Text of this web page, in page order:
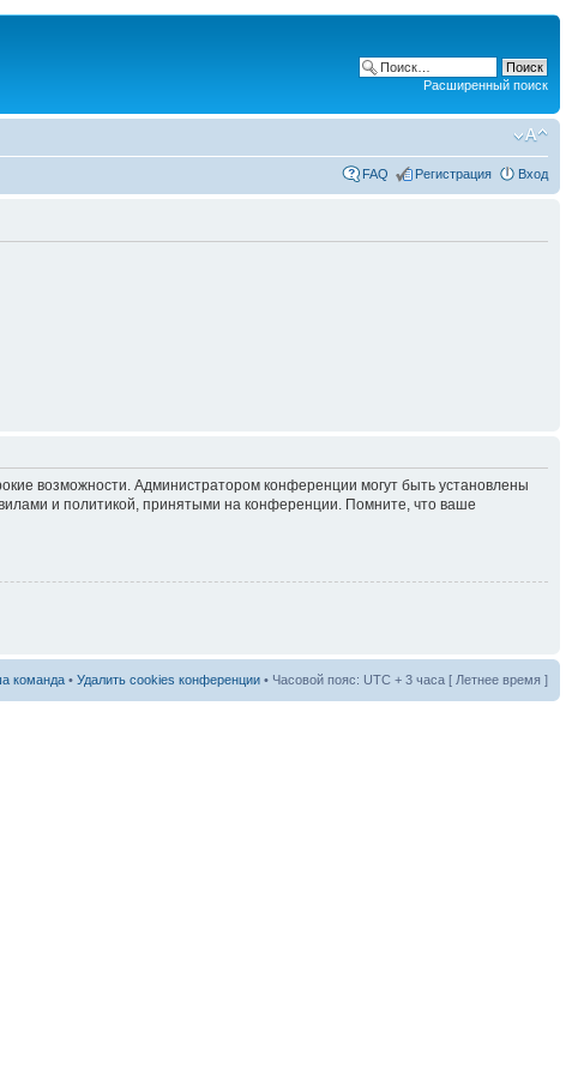
Расширенный поиск
FAQ Регистрация Вход
возможности. Администратором конференции могут быть установлены
и политикой, принятыми на конференции. Помните, что ваше
команда • Удалить cookies конференции • Часовой пояс: UTC + 3 часа [ Летнее время ]